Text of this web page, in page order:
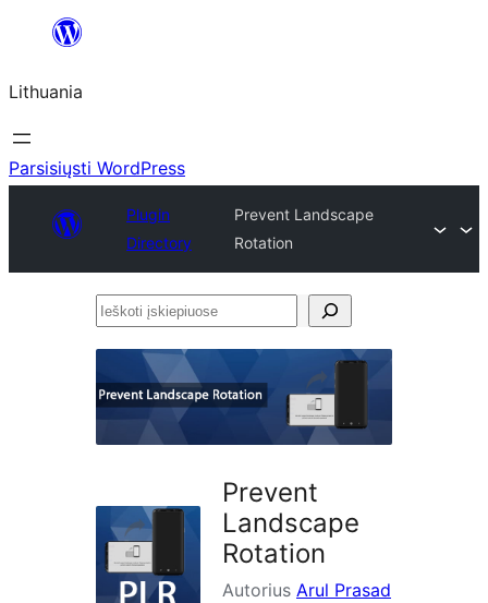
turinio
Lithuania
Parsisiųsti WordPress
Plugin
Directory
Prevent Landscape
Rotation
Ieškoti
Prevent
Landscape
Rotation
Autorius Arul Prasad